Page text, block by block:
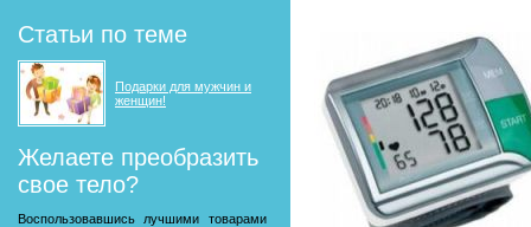
Статьи по теме
Подарки для мужчин и
женщин!
Желаете преобразить
свое тело?
Воспользовавшись лучшими товарами